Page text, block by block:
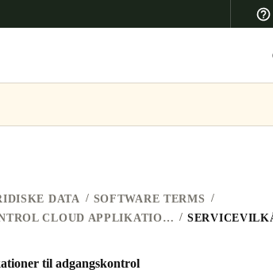
DATA
SOFTWARE TERMS
ACCESS CONTROL CLOUD APPLIKATIONER
til adgangskontrol